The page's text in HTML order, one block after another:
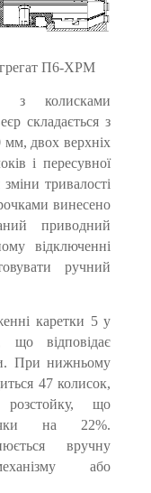
П6-ХРМ
з колисками
складається з
двох верхніх
і пересувної
тривалості
винесено
приводний
відключенні
ручний
каретки 5 у
що відповідає
При нижньому
47 колисок,
що
на 22%.
вручну
або